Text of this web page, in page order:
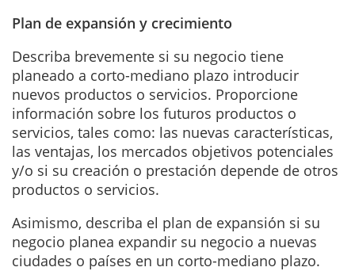
Plan de expansión y crecimiento
Describa brevemente si su negocio tiene
planeado a corto-mediano plazo introducir
nuevos productos o servicios. Proporcione
información sobre los futuros productos o
servicios, tales como: las nuevas características,
las ventajas, los mercados objetivos potenciales
y/o si su creación o prestación depende de otros
productos o servicios.
Asimismo, describa el plan de expansión si su
negocio planea expandir su negocio a nuevas
ciudades o países en un corto-mediano plazo.